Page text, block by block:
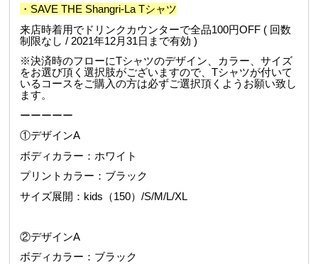
・SAVE THE Shangri-La Tシャツ
来店時着用でドリンクカウンターで全品100円OFF ( 回数
制限なし / 2021年12月31日まで有効 )
※決済時のフローにTシャツのデザイン、カラー、サイズ
をお選び頂く選択肢がございますので、Tシャツが付いて
いるコースをご購入の方は必ずご選択頂くようお願い致し
ます。
ーーーーー
①デザインA
ボディカラー：ホワイト
プリントカラー：ブラック
サイズ展開：kids（150）/S/M/L/XL
②デザインA
ボディカラー：ブラック